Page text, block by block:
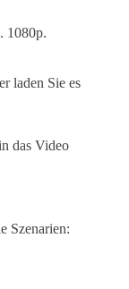
1080p.
laden Sie es
das Video
Szenarien: